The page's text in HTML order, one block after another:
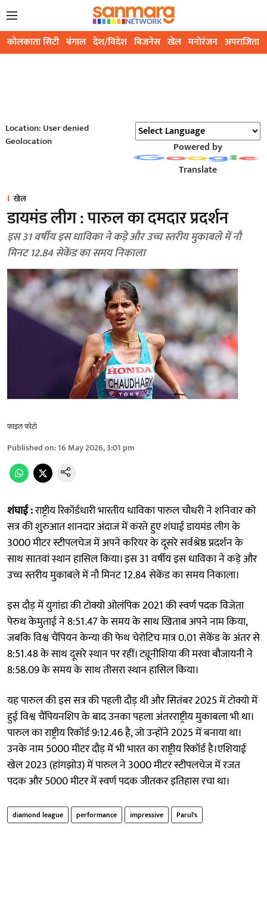
कोलकाता सिटी बंगाल देश/विदेश बिजनेस खेल मनोरंजन अपराजिता
Location: User denied
Geolocation
Powered by
Translate
खेल
डायमंड लीग : पारुल का दमदार प्रदर्शन
इस 31 वर्षीय इस धाविका ने कड़े और उच्च स्तरीय मुकाबले में नौ
मिनट 12.84 सेकेंड का समय निकाला
फाइल फोटो
Published on:16 May 2026, 3:01 pm
शंघाई :राष्ट्रीय रिकॉर्डधारी भारतीय धाविका पारुल चौधरी ने शनिवार को
सत्र की शुरुआत शानदार अंदाज में करते हुए शंघाई डायमंड लीग के
3000 मीटर स्टीपलचेज में अपने करियर के दूसरे सर्वश्रेष्ठ प्रदर्शन के
साथ सातवां स्थान हासिल किया। इस 31 वर्षीय इस धाविका ने कड़े और
उच्च स्तरीय मुकाबले में नौ मिनट 12.84 सेकेंड का समय निकाला।
इस दौड़ में युगांडा की टोक्यो ओलंपिक 2021 की स्वर्ण पदक विजेता
पेरुथ केमुताई ने 8:51.47 के समय के साथ खिताब अपने नाम किया,
जबकि विश्व चैंपियन केन्या की फेथ चेरोटिच मात्र 0.01 सेकेंड के अंतर से
8:51.48 के साथ दूसरे स्थान पर रहीं। ट्यूनीशिया की मरवा बौजायनी ने
8:58.09 के समय के साथ तीसरा स्थान हासिल किया।
यह पारुल की इस सत्र की पहली दौड़ थी और सितंबर 2025 में टोक्यो में
हुई विश्व चैंपियनशिप के बाद उनका पहला अंतरराष्ट्रीय मुकाबला भी था।
पारुल का राष्ट्रीय रिकॉर्ड 9:12.46 है, जो उन्होंने 2025 में बनाया था।
उनके नाम 5000 मीटर दौड़ में भी भारत का राष्ट्रीय रिकॉर्ड है।एशियाई
खेल 2023 (हांगझोउ) में पारुल ने 3000 मीटर स्टीपलचेज में रजत
पदक और 5000 मीटर में स्वर्ण पदक जीतकर इतिहास रचा था।
diamond league performance impressive Parul's